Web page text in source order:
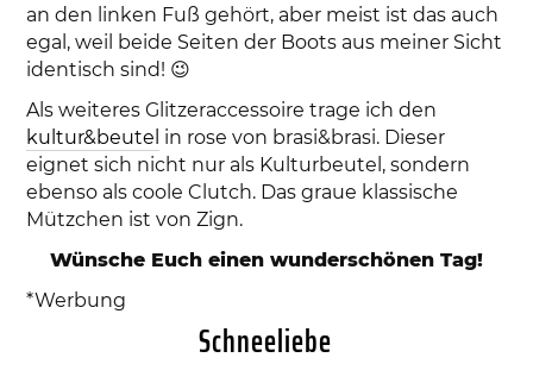
an den linken Fuß gehört, aber meist ist das auch
egal, weil beide Seiten der Boots aus meiner Sicht
identisch sind! 😉
Als weiteres Glitzeraccessoire trage ich den
kultur&beutel in rose von brasi&brasi. Dieser
eignet sich nicht nur als Kulturbeutel, sondern
ebenso als coole Clutch. Das graue klassische
Mützchen ist von Zign.
Wünsche Euch einen wunderschönen Tag!
*Werbung
Schneeliebe